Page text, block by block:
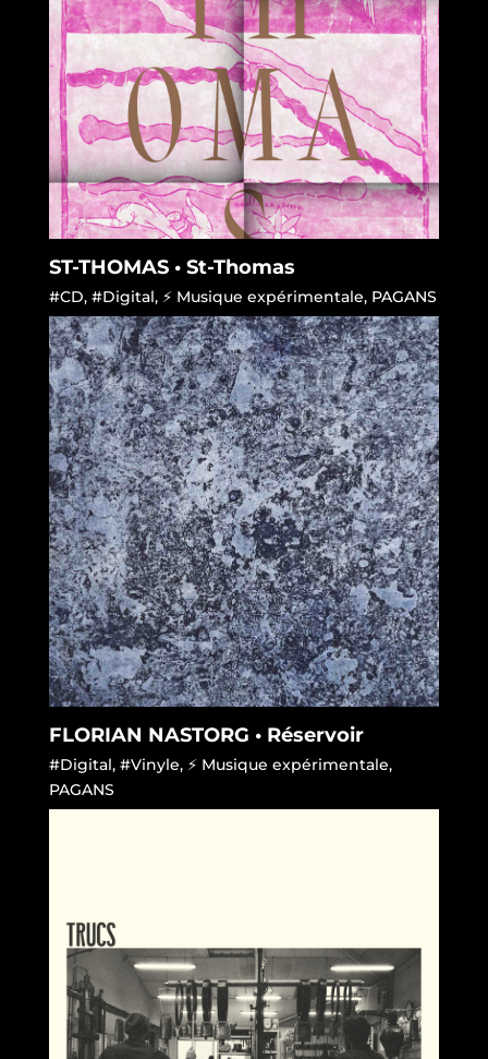
ST-THOMAS • St-Thomas
#CD, #Digital, ⚡ Musique expérimentale, PAGANS
FLORIAN NASTORG • Réservoir
#Digital, #Vinyle, ⚡ Musique expérimentale,
PAGANS